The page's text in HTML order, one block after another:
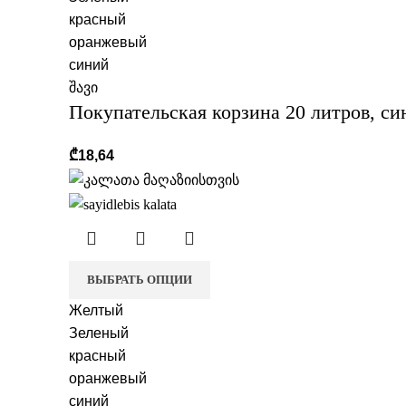
красный
оранжевый
синий
შავი
Покупательская корзина 20 литров,
₾18,64
ВЫБРАТЬ ОПЦИИ
Желтый
Зеленый
красный
оранжевый
синий